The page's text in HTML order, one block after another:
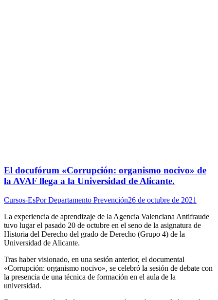
El docufórum «Corrupción: organismo nocivo» de
la AVAF llega a la Universidad de Alicante.
Cursos-EsPorDepartamento Prevención26 de octubre de 2021
La experiencia de aprendizaje de la Agencia Valenciana Antifraude
tuvo lugar el pasado 20 de octubre en el seno de la asignatura de
Historia del Derecho del grado de Derecho (Grupo 4) de la
Universidad de Alicante.
Tras haber visionado, en una sesión anterior, el documental
«Corrupción: organismo nocivo», se celebró la sesión de debate con
la presencia de una técnica de formación en el aula de la
universidad.